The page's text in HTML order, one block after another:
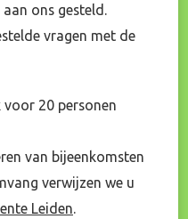
ons gesteld.
vragen met de
voor 20 personen
van bijeenkomsten
verwijzen we u
Leiden.